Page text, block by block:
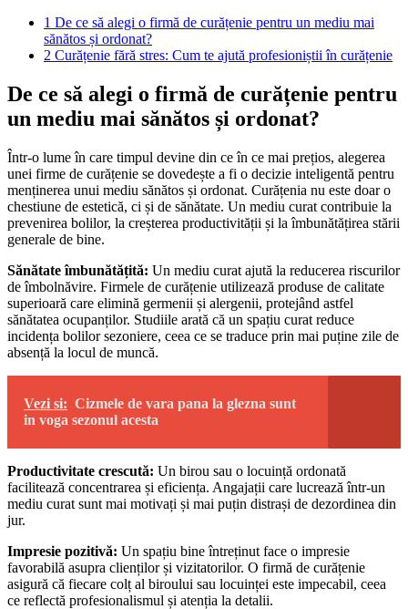
1 De ce să alegi o firmă de curățenie pentru un mediu mai
sănătos și ordonat?
2 Curățenie fără stres: Cum te ajută profesioniștii în curățenie
De ce să alegi o firmă de curățenie pentru
un mediu mai sănătos și ordonat?
Într-o lume în care timpul devine din ce în ce mai prețios, alegerea
unei firme de curățenie se dovedește a fi o decizie inteligentă pentru
menținerea unui mediu sănătos și ordonat. Curățenia nu este doar o
chestiune de estetică, ci și de sănătate. Un mediu curat contribuie la
prevenirea bolilor, la creșterea productivității și la îmbunătățirea stării
generale de bine.
Sănătate îmbunătățită: Un mediu curat ajută la reducerea riscurilor
de îmbolnăvire. Firmele de curățenie utilizează produse de calitate
superioară care elimină germenii și alergenii, protejând astfel
sănătatea ocupanților. Studiile arată că un spațiu curat reduce
incidența bolilor sezoniere, ceea ce se traduce prin mai puține zile de
absență la locul de muncă.
Vezi si: Cizmele de vara pana la glezna sunt
in voga sezonul acesta
Productivitate crescută: Un birou sau o locuință ordonată
facilitează concentrarea și eficiența. Angajații care lucrează într-un
mediu curat sunt mai motivați și mai puțin distrași de dezordinea din
jur.
Impresie pozitivă: Un spațiu bine întreținut face o impresie
favorabilă asupra clienților și vizitatorilor. O firmă de curățenie
asigură că fiecare colț al biroului sau locuinței este impecabil, ceea
ce reflectă profesionalismul și atenția la detalii.